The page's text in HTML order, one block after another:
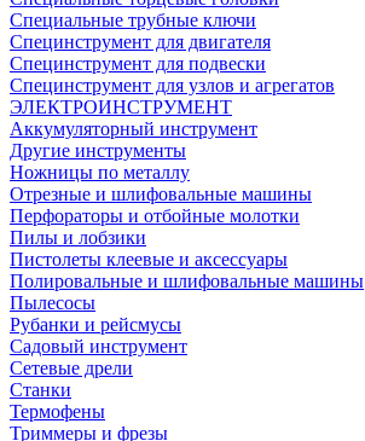
Специальные трубные ключи
Специнструмент для двигателя
Специнструмент для подвески
Специнструмент для узлов и агрегатов
ЭЛЕКТРОИНСТРУМЕНТ
Аккумуляторный инструмент
Другие инструменты
Ножницы по металлу
Отрезные и шлифовальные машины
Перфораторы и отбойные молотки
Пилы и лобзики
Пистолеты клеевые и аксессуары
Полировальные и шлифовальные машины
Пылесосы
Рубанки и рейсмусы
Садовый инструмент
Сетевые дрели
Станки
Термофены
Триммеры и фрезы